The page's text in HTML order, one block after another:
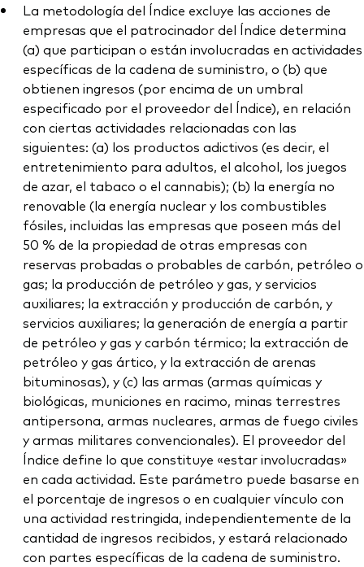
La metodología del Índice excluye las acciones de
empresas que el patrocinador del Índice determina
(a) que participan o están involucradas en actividades
específicas de la cadena de suministro, o (b) que
obtienen ingresos (por encima de un umbral
especificado por el proveedor del Índice), en relación
con ciertas actividades relacionadas con las
siguientes: (a) los productos adictivos (es decir, el
entretenimiento para adultos, el alcohol, los juegos
de azar, el tabaco o el cannabis); (b) la energía no
renovable (la energía nuclear y los combustibles
fósiles, incluidas las empresas que poseen más del
50 % de la propiedad de otras empresas con
reservas probadas o probables de carbón, petróleo o
gas; la producción de petróleo y gas, y servicios
auxiliares; la extracción y producción de carbón, y
servicios auxiliares; la generación de energía a partir
de petróleo y gas y carbón térmico; la extracción de
petróleo y gas ártico, y la extracción de arenas
bituminosas), y (c) las armas (armas químicas y
biológicas, municiones en racimo, minas terrestres
antipersona, armas nucleares, armas de fuego civiles
y armas militares convencionales). El proveedor del
Índice define lo que constituye «estar involucradas»
en cada actividad. Este parámetro puede basarse en
el porcentaje de ingresos o en cualquier vínculo con
una actividad restringida, independientemente de la
cantidad de ingresos recibidos, y estará relacionado
con partes específicas de la cadena de suministro.